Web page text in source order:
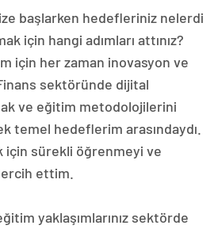
başlarken hedefleriniz nelerdi
için hangi adımları attınız?
için her zaman inovasyon ve
sektöründe dijital
ve eğitim metodolojilerini
temel hedeflerim arasındaydı.
için sürekli öğrenmeyi ve
ettim.
yaklaşımlarınız sektörde